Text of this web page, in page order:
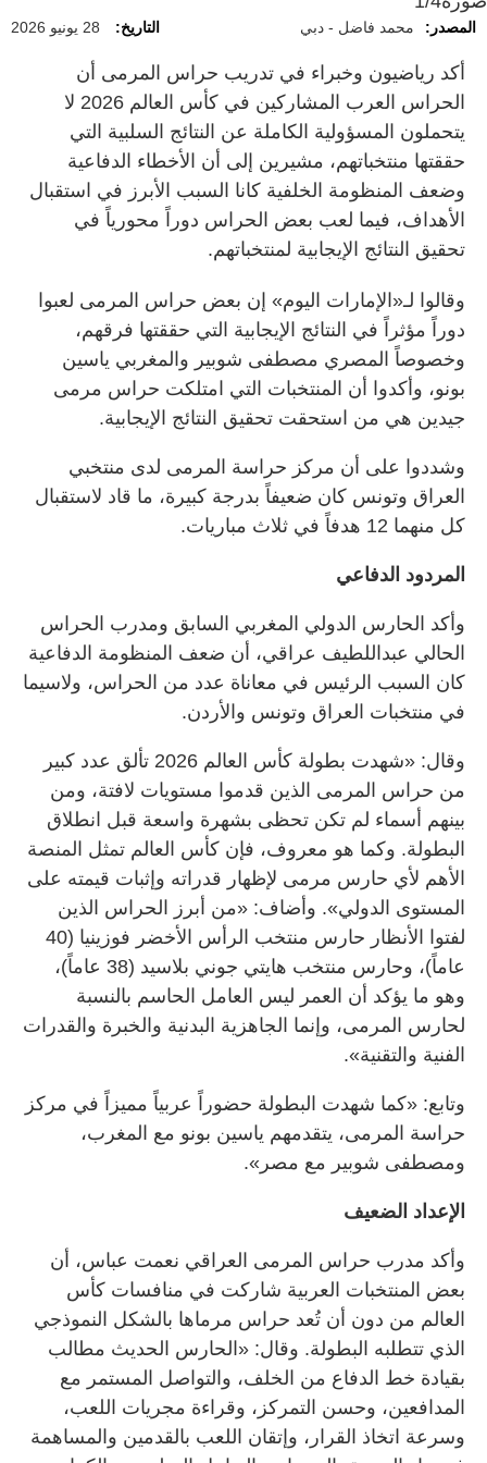
المصدر: محمد فاضل - دبي التاريخ: 28 يونيو 2026
أكد رياضيون وخبراء في تدريب حراس المرمى أن
الحراس العرب المشاركين في كأس العالم 2026 لا
يتحملون المسؤولية الكاملة عن النتائج السلبية التي
حققتها منتخباتهم، مشيرين إلى أن الأخطاء الدفاعية
وضعف المنظومة الخلفية كانا السبب الأبرز في استقبال
الأهداف، فيما لعب بعض الحراس دوراً محورياً في
تحقيق النتائج الإيجابية لمنتخباتهم.
وقالوا لـ«الإمارات اليوم» إن بعض حراس المرمى لعبوا
دوراً مؤثراً في النتائج الإيجابية التي حققتها فرقهم،
وخصوصاً المصري مصطفى شوبير والمغربي ياسين
بونو، وأكدوا أن المنتخبات التي امتلكت حراس مرمى
جيدين هي من استحقت تحقيق النتائج الإيجابية.
وشددوا على أن مركز حراسة المرمى لدى منتخبي
العراق وتونس كان ضعيفاً بدرجة كبيرة، ما قاد لاستقبال
كل منهما 12 هدفاً في ثلاث مباريات.
المردود الدفاعي
وأكد الحارس الدولي المغربي السابق ومدرب الحراس
الحالي عبداللطيف عراقي، أن ضعف المنظومة الدفاعية
كان السبب الرئيس في معاناة عدد من الحراس، ولاسيما
في منتخبات العراق وتونس والأردن.
وقال: «شهدت بطولة كأس العالم 2026 تألق عدد كبير
من حراس المرمى الذين قدموا مستويات لافتة، ومن
بينهم أسماء لم تكن تحظى بشهرة واسعة قبل انطلاق
البطولة. وكما هو معروف، فإن كأس العالم تمثل المنصة
الأهم لأي حارس مرمى لإظهار قدراته وإثبات قيمته على
المستوى الدولي». وأضاف: «من أبرز الحراس الذين
لفتوا الأنظار حارس منتخب الرأس الأخضر فوزينيا (40
عاماً)، وحارس منتخب هايتي جوني بلاسيد (38 عاماً)،
وهو ما يؤكد أن العمر ليس العامل الحاسم بالنسبة
لحارس المرمى، وإنما الجاهزية البدنية والخبرة والقدرات
الفنية والتقنية».
وتابع: «كما شهدت البطولة حضوراً عربياً مميزاً في مركز
حراسة المرمى، يتقدمهم ياسين بونو مع المغرب،
ومصطفى شوبير مع مصر».
الإعداد الضعيف
وأكد مدرب حراس المرمى العراقي نعمت عباس، أن
بعض المنتخبات العربية شاركت في منافسات كأس
العالم من دون أن تُعد حراس مرماها بالشكل النموذجي
الذي تتطلبه البطولة. وقال: «الحارس الحديث مطالب
بقيادة خط الدفاع من الخلف، والتواصل المستمر مع
المدافعين، وحسن التمركز، وقراءة مجريات اللعب،
وسرعة اتخاذ القرار، وإتقان اللعب بالقدمين والمساهمة